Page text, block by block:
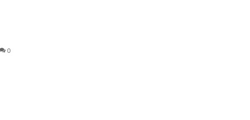
0